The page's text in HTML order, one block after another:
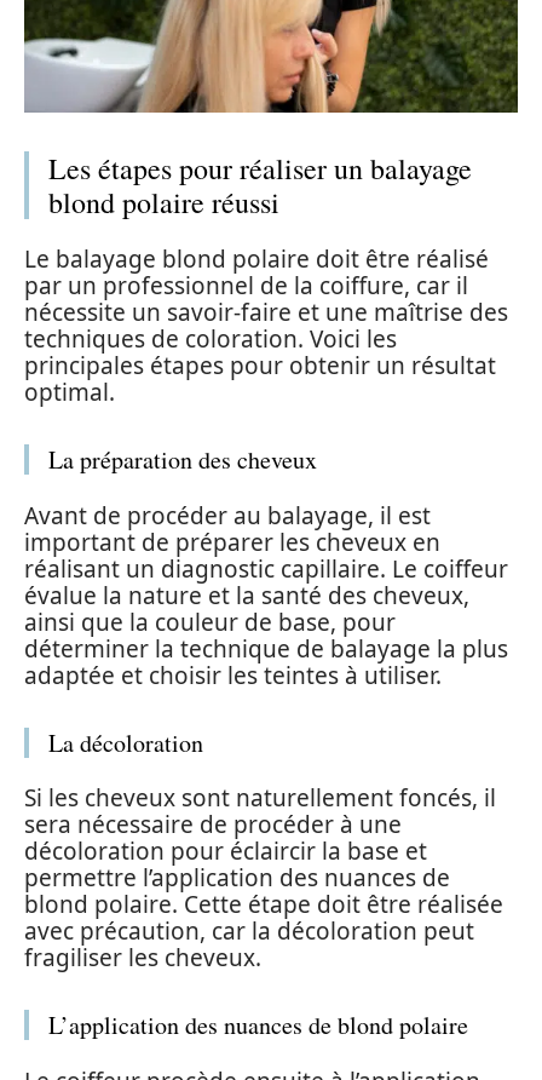
Les étapes pour réaliser un balayage
blond polaire réussi
Le balayage blond polaire doit être réalisé
par un professionnel de la coiffure, car il
nécessite un savoir-faire et une maîtrise des
techniques de coloration. Voici les
principales étapes pour obtenir un résultat
optimal.
La préparation des cheveux
Avant de procéder au balayage, il est
important de préparer les cheveux en
réalisant un diagnostic capillaire. Le coiffeur
évalue la nature et la santé des cheveux,
ainsi que la couleur de base, pour
déterminer la technique de balayage la plus
adaptée et choisir les teintes à utiliser.
La décoloration
Si les cheveux sont naturellement foncés, il
sera nécessaire de procéder à une
décoloration pour éclaircir la base et
permettre l’application des nuances de
blond polaire. Cette étape doit être réalisée
avec précaution, car la décoloration peut
fragiliser les cheveux.
L’application des nuances de blond polaire